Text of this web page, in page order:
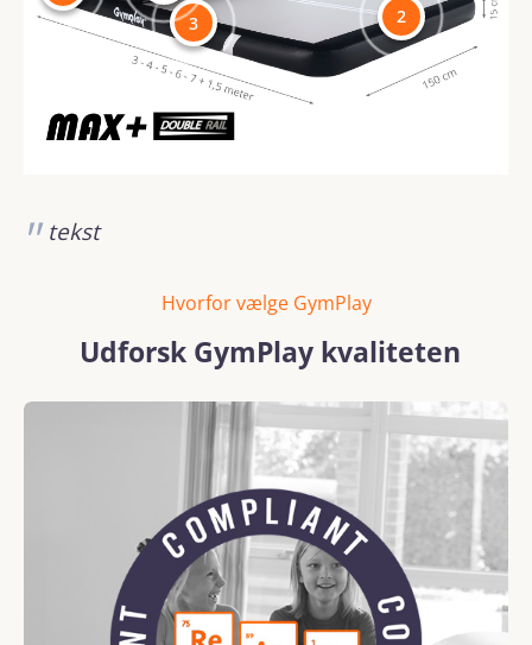
2
3
tekst
Hvorfor vælge GymPlay
Udforsk GymPlay kvaliteten
Spring over billedgalleri
REACH